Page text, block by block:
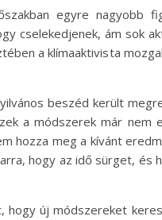
egyre
cselekedjenek, ám sok
a klímaaktivista
beszéd került
a módszerek már
hozza meg a kívánt
hogy az idő sürget, és
hogy új módszereket